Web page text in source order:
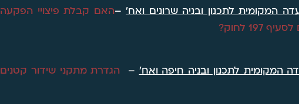
המקומית לתכנון ובניה שרונים ואח' –האם קבלת פיצויי הפקעה
לחוק?
המקומית לתכנון ובניה חיפה ואח' –
הגדרת מתקני שידור קטנים